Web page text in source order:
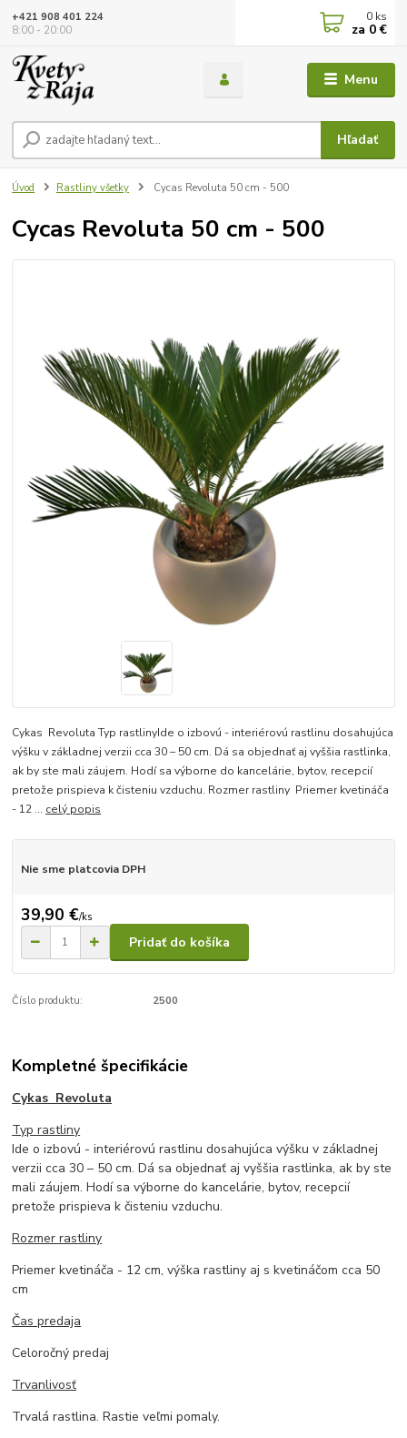
Menu
Hľadať
+421 908 401 224
8:00 - 20:00
0 ks
za 0 €
Úvod Rastliny všetky Cycas Revoluta 50 cm - 500
Cycas Revoluta 50 cm - 500
Cykas Revoluta Typ rastlinyIde o izbovú - interiérovú rastlinu dosahujúca
výšku v základnej verzii cca 30 – 50 cm. Dá sa objednať aj vyššia rastlinka,
ak by ste mali záujem. Hodí sa výborne do kancelárie, bytov, recepcií
pretože prispieva k čisteniu vzduchu. Rozmer rastliny Priemer kvetináča
- 12 ... celý popis
Nie sme platcovia DPH
39,90 €/ks
Pridať do košíka
Číslo produktu: 2500
Kompletné špecifikácie
Cykas Revoluta
Typ rastliny
Ide o izbovú - interiérovú rastlinu dosahujúca výšku v základnej
verzii cca 30 – 50 cm. Dá sa objednať aj vyššia rastlinka, ak by ste
mali záujem. Hodí sa výborne do kancelárie, bytov, recepcií
pretože prispieva k čisteniu vzduchu.
Rozmer rastliny
Priemer kvetináča - 12 cm, výška rastliny aj s kvetináčom cca 50
cm
Čas predaja
Celoročný predaj
Trvanlivosť
Trvalá rastlina. Rastie veľmi pomaly.